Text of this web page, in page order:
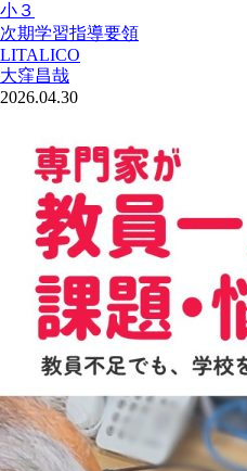
小３
次期学習指導要領
LITALICO
大窪昌哉
2026.04.30